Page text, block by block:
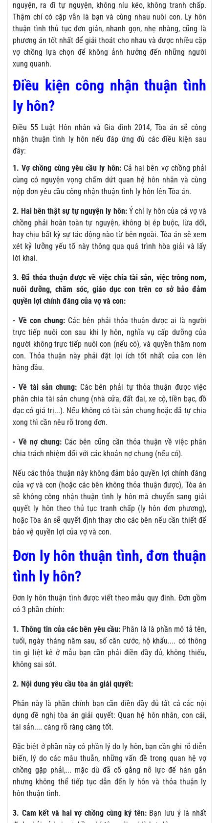
nguyện, ra đi tự nguyện, không níu kéo, không tranh chấp.
Thậm chí có cặp vẫn là bạn và cùng nhau nuôi con. Ly hôn
thuận tình thủ tục đơn giản, nhanh gọn, nhẹ nhàng, cũng là
phương án tốt nhất để giải thoát cho nhau và được nhiều cặp
vợ chồng lựa chọn để không ảnh hưởng đến những người
xung quanh.
Điều kiện công nhận thuận tình
ly hôn?
Điều 55 Luật Hôn nhân và Gia đình 2014, Tòa án sẽ công
nhận thuận tình ly hôn nếu đáp ứng đủ các điều kiện sau
đây:
1. Vợ chồng cùng yêu cầu ly hôn:Cả hai bên vợ chồng phải
cùng có nguyện vọng chấm dứt quan hệ hôn nhân và cùng
nộp đơn yêu cầu công nhận thuận tình ly hôn lên Tòa án.
2. Hai bên thật sự tự nguyện ly hôn:Ý chí ly hôn của cả vợ và
chồng phải hoàn toàn tự nguyện, không bị ép buộc, lừa dối,
hay chịu bất kỳ sự tác động nào từ bên ngoài. Tòa án sẽ xem
xét kỹ lưỡng yếu tố này thông qua quá trình hòa giải và lấy
lời khai.
3. Đã thỏa thuận được về việc chia tài sản, việc trông nom,
nuôi dưỡng, chăm sóc, giáo dục con trên cơ sở bảo đảm
quyền lợi chính đáng của vợ và con:
- Về con chung: Các bên phải thỏa thuận được ai là người
trực tiếp nuôi con sau khi ly hôn, nghĩa vụ cấp dưỡng của
người không trực tiếp nuôi con (nếu có), và quyền thăm nom
con. Thỏa thuận này phải đặt lợi ích tốt nhất của con lên
hàng đầu.
- Về tài sản chung: Các bên phải tự thỏa thuận được việc
phân chia tài sản chung (nhà cửa, đất đai, xe cộ, tiền bạc, đồ
đạc có giá trị...). Nếu không có tài sản chung hoặc đã tự chia
xong thì cần nêu rõ trong đơn.
- Về nợ chung: Các bên cũng cần thỏa thuận về việc phân
chia trách nhiệm đối với các khoản nợ chung (nếu có).
Nếu các thỏa thuận này không đảm bảo quyền lợi chính đáng
của vợ và con (hoặc các bên không thỏa thuận được), Tòa án
sẽ không công nhận thuận tình ly hôn mà chuyển sang giải
quyết ly hôn theo thủ tục tranh chấp (ly hôn đơn phương),
hoặc Tòa án sẽ quyết định thay cho các bên nếu cần thiết để
bảo vệ quyền lợi của vợ và con.
Đơn ly hôn thuận tình, đơn thuận
tình ly hôn?
Đơn ly hôn thuận tình được viết theo mẫu quy đinh. Đơn gồm
có 3 phần chính:
1. Thông tin của các bên yêu cầu: Phân là là phần mô tả tên,
tuổi, ngày tháng năm sau, số căn cước, hộ khẩu.... có thông
tin gì liệt kê ở mẫu bạn cần phải điền đầy đủ, không thiếu,
không sai sót.
2. Nội dung yêu cầu tòa án giái quyết:
Phân này là phần chính bạn cần điền đầy đủ tất cả các nội
dụng đề nghị tòa án giải quyết: Quan hệ hôn nhân, con cái,
tài sản.... càng rõ ràng càng tốt.
Đặc biệt ở phần này có phần lý do ly hôn, bạn cần ghi rõ diễn
biến, lý do các mâu thuẫn, những vấn đề trong quan hệ vợ
chồng gặp phải,... mặc dù đã cố gắng nỗ lực để hàn gắn
nhưng không thể tiếp tục dẫn đến ly hôn và thỏa thuận ly
hôn thuận tình.
3. Cam kết và hai vợ chồng cùng ký tên:Bạn lưu ý là nhất